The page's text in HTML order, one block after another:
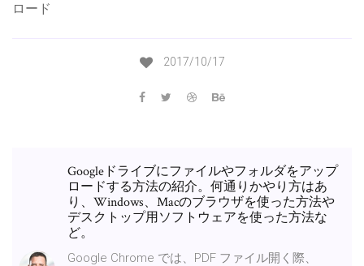
ロード
2017/10/17
Googleドライブにファイルやフォルダをアップ
ロードする方法の紹介。何通りかやり方はあ
り、Windows、Macのブラウザを使った方法や
デスクトップ用ソフトウェアを使った方法な
ど。
Google Chrome では、PDF ファイル開く際、